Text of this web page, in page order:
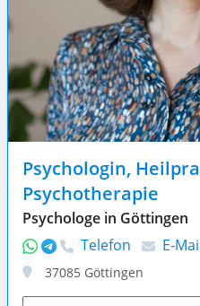
Psychologin,
Psychotherapie
Psychologe in Göttingen
Telefon
E-
37085 Göttingen